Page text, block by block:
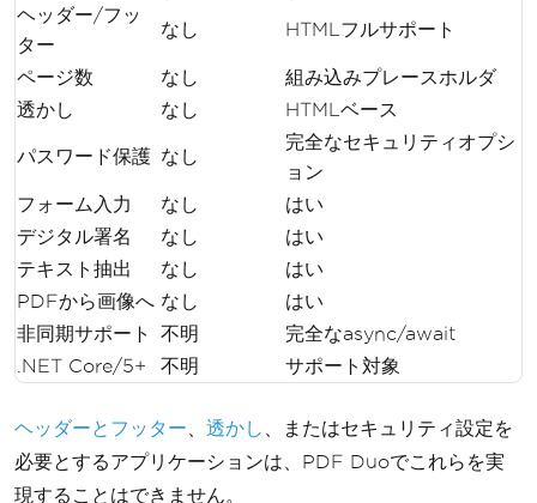
ヘッダー/フッ
ター
なし HTMLフルサポート
ページ数 なし
組み込みプレースホルダ
透かし
なし HTMLベース
パスワード保護 なし
完全なセキュリティオプシ
ョン
フォーム入力
なし
はい
デジタル署名
なし
はい
テキスト抽出
なし
はい
PDFから画像へ なし
はい
非同期サポート
不明
完全なasync/await
.NET Core/5+
不明 サポート対象
ヘッダーとフッター 透かし
、またはセキュリティ設定を
必要とするアプリケーションは、PDF Duoでこれらを実
現することはできません。